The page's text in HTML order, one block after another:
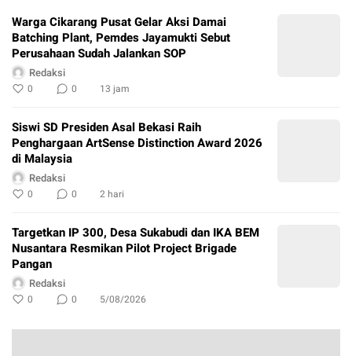
Warga Cikarang Pusat Gelar Aksi Damai
Batching Plant, Pemdes Jayamukti Sebut
Perusahaan Sudah Jalankan SOP
Redaksi
0 0 13 jam
Siswi SD Presiden Asal Bekasi Raih
Penghargaan ArtSense Distinction Award 2026
di Malaysia
Redaksi
0 0 2 hari
Targetkan IP 300, Desa Sukabudi dan IKA BEM
Nusantara Resmikan Pilot Project Brigade
Pangan
Redaksi
0 0 5/08/2026